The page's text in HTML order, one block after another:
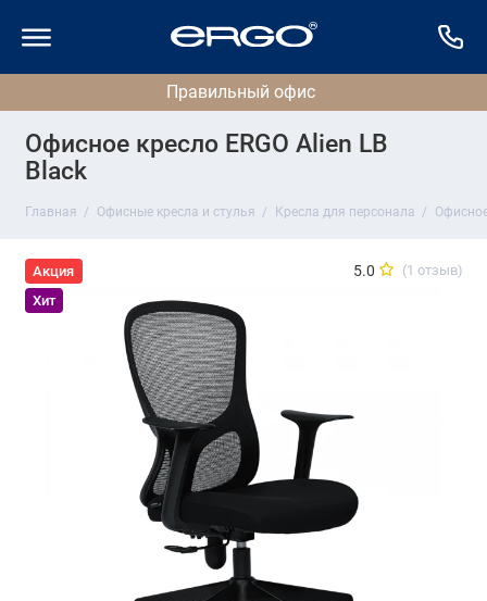
Офисное кресло ERGO Alien LB
Black
Главная Офисные кресла и стулья Кресла для персонала
Акция
Хит
5.0 (1 отзыв)